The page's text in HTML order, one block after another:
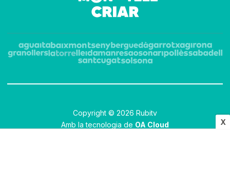
X
Copyright © 2026 Rubitv
Amb la tecnologia de OA Cloud